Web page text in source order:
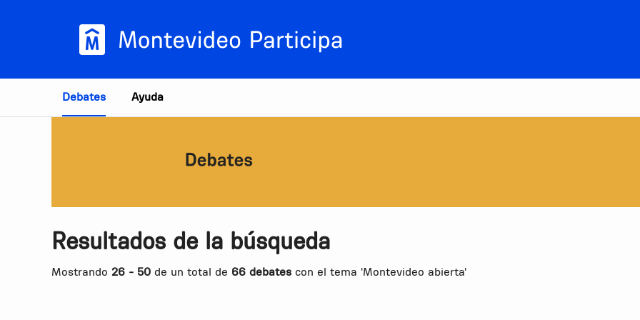
Debates Ayuda
Resultados de la búsqueda
Mostrando 26 - 50 de un total de 66 debates con el tema 'Montevideo abierta'